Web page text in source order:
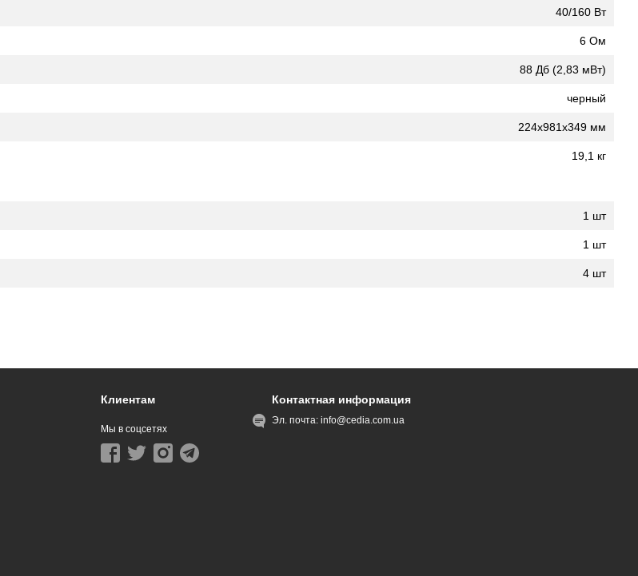
40/160 Вт
6 Ом
88 Дб (2,83 мВт)
черный
224х981х349 мм
19,1 кг
1 шт
1 шт
4 шт
Клиентам
Мы в соцсетях
Контактная информация
Эл. почта:info@cedia.com.ua